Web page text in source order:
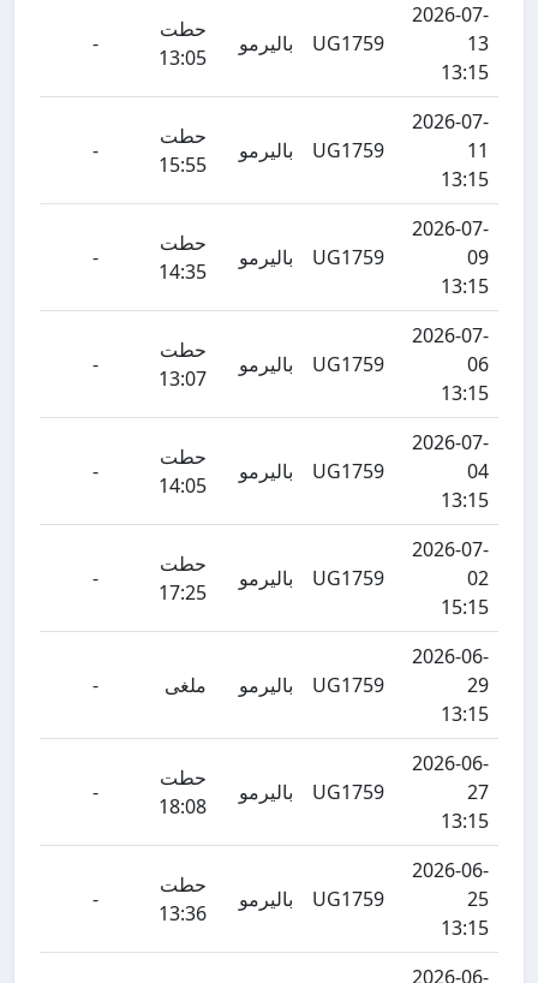
2026-07-
13
13:15
UG1759 باليرمو
حطت
13:05
-
2026-07-
11
13:15
UG1759 باليرمو
حطت
15:55
-
2026-07-
09
13:15
UG1759 باليرمو
حطت
14:35
-
2026-07-
06
13:15
UG1759 باليرمو
حطت
13:07
-
2026-07-
04
13:15
UG1759 باليرمو
حطت
14:05
-
2026-07-
02
15:15
UG1759 باليرمو
حطت
17:25
-
2026-06-
29
13:15
UG1759 باليرمو ملغى -
2026-06-
27
13:15
UG1759 باليرمو
حطت
18:08
-
2026-06-
25
13:15
UG1759 باليرمو
حطت
13:36
-
2026-06-